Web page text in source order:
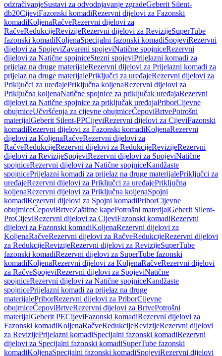
odzračivanjeSustavi za odvodnjavanje zgradeGeberit Silent-
db20CijeviFazonski komadiRezervni dijelovi za Fazonski
komadiKoljenaRačveRezervni dijelovi za
RačveRedukcijeRevizijeRezervni dijelovi za RevizijeSuperTube
fazonski komadiKoljenaSpecijalni fazonski komadiSpojeviRezervni
dijelovi za SpojeviZavareni spojeviNatične spojniceRezervni
dijelovi za Natične spojniceStezni spojeviPrijelazni komadi za
prijelaz na druge materijaleRezervni dijelovi za Prijelazni komadi za
prijelaz na druge materijalePriključci za uređajeRezervni dijelovi za
Priključci za uređajePriključna koljenaRezervni dijelovi za
Priključna koljenaNatične spojnice za priključak uređajaRezervni
dijelovi za Natične spojnice za priključak uređajaPriborCijevne
obujmiceUčvršćenja za cijevne obujmiceČepoviBrtvePotrošni
materijalGeberit Silent-PPCijeviRezervni dijelovi za CijeviFazonski
komadiRezervni dijelovi za Fazonski komadiKoljenaRezervni
dijelovi za KoljenaRačveRezervni dijelovi za
RačveRedukcijeRezervni dijelovi za RedukcijeRevizijeRezervni
dijelovi za RevizijeSpojeviRezervni dijelovi za SpojeviNatične
spojniceRezervni dijelovi za Natične spojniceKandžaste
spojnicePrijelazni komadi za prijelaz na druge materijalePriključci za
uređajeRezervni dijelovi za Priključci za uređajePriključna
koljenaRezervni dijelovi za Priključna koljenaSpojni
komadiRezervni dijelovi za Spojni komadiPriborCijevne
obujmiceČepoviBrtveZaštitne kapePotrošni materijalGeberit Silent-
ProCijeviRezervni dijelovi za CijeviFazonski komadiRezervni
dijelovi za Fazonski komadiKoljenaRezervni dijelovi za
KoljenaRačveRezervni dijelovi za RačveRedukcijeRezervni dijelovi
za RedukcijeRevizijeRezervni dijelovi za RevizijeSuperTube
fazonski komadiRezervni dijelovi za SuperTube fazonski
komadiKoljenaRezervni dijelovi za KoljenaRačveRezervni dijelovi
za RačveSpojeviRezervni dijelovi za SpojeviNatične
spojniceRezervni dijelovi za Natične spojniceKandžaste
spojnicePrijelazni komadi za prijelaz na druge
materijalePriborRezervni dijelovi za PriborCijevne
obujmiceČepoviBrtveRezervni dijelovi za BrtvePotrošni
materijalGeberit PECijeviFazonski komadiRezervni dijelovi za
Fazonski komadiKoljenaRačveRedukcijeRevizijeRezervni dijelovi
za RevizijePrijelazni komadiSpecijalni fazonski komadiRezervni
dijelovi za Specijalni fazonski komadiSuperTube fazonski
komadiKoljenaSpecijalni fazonski komadiSpojeviRezervni dijelovi